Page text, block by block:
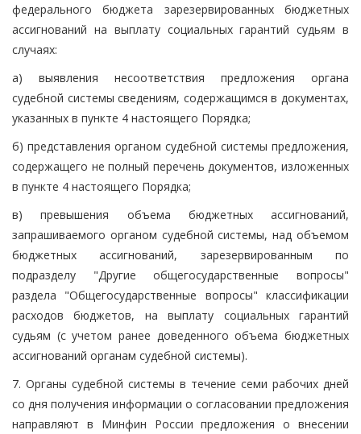
федерального бюджета зарезервированных бюджетных
ассигнований на выплату социальных гарантий судьям в
случаях:
а) выявления несоответствия предложения органа
судебной системы сведениям, содержащимся в документах,
указанных в пункте 4 настоящего Порядка;
б) представления органом судебной системы предложения,
содержащего не полный перечень документов, изложенных
в пункте 4 настоящего Порядка;
в) превышения объема бюджетных ассигнований,
запрашиваемого органом судебной системы, над объемом
бюджетных ассигнований, зарезервированным по
подразделу "Другие общегосударственные вопросы"
раздела "Общегосударственные вопросы" классификации
расходов бюджетов, на выплату социальных гарантий
судьям (с учетом ранее доведенного объема бюджетных
ассигнований органам судебной системы).
7. Органы судебной системы в течение семи рабочих дней
со дня получения информации о согласовании предложения
направляют в Минфин России предложения о внесении